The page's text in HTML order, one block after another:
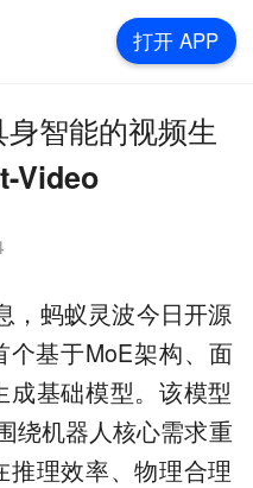
智能的视频生
Video
，蚂蚁灵波今日开源
个基于MoE架构、面
基础模型。该模型
绕机器人核心需求重
理效率、物理合理
打开 APP